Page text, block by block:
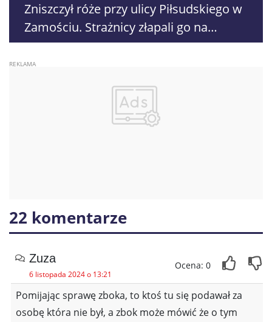
Zniszczył róże przy ulicy Piłsudskiego w
Zamościu. Strażnicy złapali go na
gorącym uczynku
22 komentarze
Zuza
6 listopada 2024 o 13:21
Ocena: 0
Pomijając sprawę zboka, to ktoś tu się podawał za
osobę która nie był, a zbok może mówić że o tym